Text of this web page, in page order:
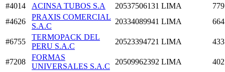
#4014 ACINSA TUBOS S.A 20537506131 LIMA
#4626
PRAXIS COMERCIAL
S.A.C
20334089941 LIMA
#6755
TERMOPACK DEL
PERU S.A.C
20523394721 LIMA
#7208
FORMAS
UNIVERSALES S.A.C
20509962392 LIMA